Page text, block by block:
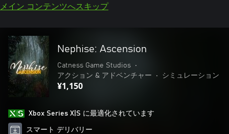
メイン コンテンツへスキップ
Nephise: Ascension
Catness Game Studios
•
アクション & アドベンチャー
• シミュレーション
¥1,150
Xbox Series X|S に最適化されています
スマート デリバリー